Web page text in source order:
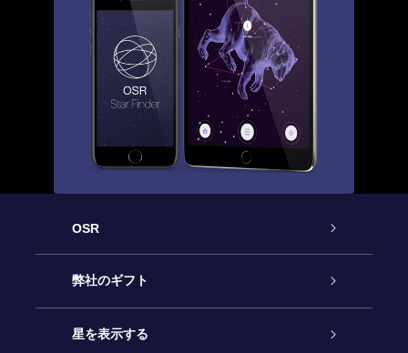
OSR
カスタマーサービス
お問い合わせ
弊社のギフト
Online Starギフト
星を表示する